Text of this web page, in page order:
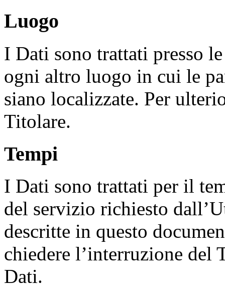
Luogo
I Dati sono trattati presso
ogni altro luogo in cui le
siano localizzate. Per
Titolare.
Tempi
I Dati sono trattati per il
del servizio richiesto
descritte in questo
chiedere l’interruzione del
Dati.